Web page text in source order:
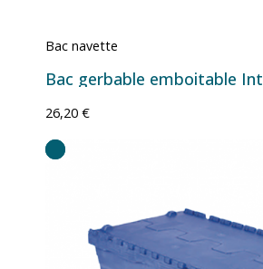
Bac navette
Bac gerbable emboitable
26,20 €